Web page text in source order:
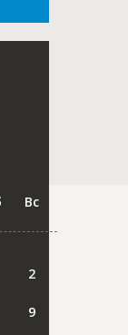
Вс
2
9